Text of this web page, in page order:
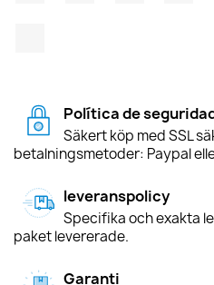
Política de
Säkert köp med SSL
betalningsmetoder: Paypal
leveranspolicy
Specifika och exakta
paket levererade.
Garanti